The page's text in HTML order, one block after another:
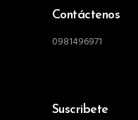
Contáctenos
0981496971
Suscribete